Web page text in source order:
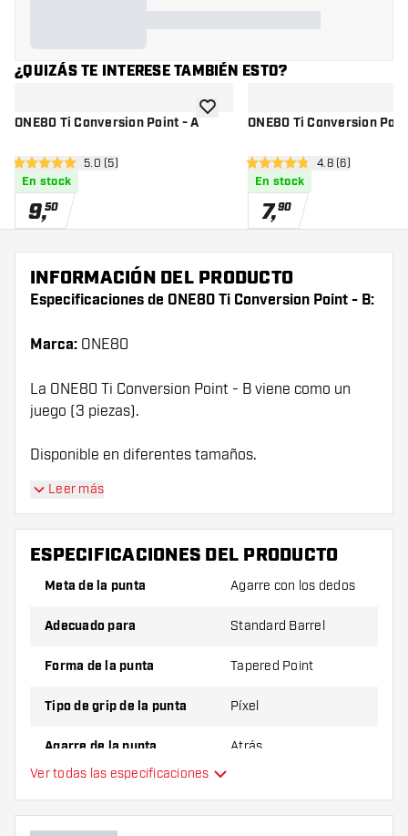
¿QUIZÁS TE INTERESE TAMBIÉN ESTO?
ONE80 Ti Conversion Point - A
abrir panel de reseñas
5 estrellas de puntuación
5.0 (5)
En stock
9,50
añadir a la lista de deseos
ONE80 Ti Conversion
abrir panel de
4.8 estrellas de puntuación
4.8 (6)
En stock
7,90
INFORMACIÓN DEL PRODUCTO
Especificaciones de ONE80 Ti Conversion Point - B:
Marca: ONE80
La ONE80 Ti Conversion Point - B viene como un
juego (3 piezas).
Disponible en diferentes tamaños.
Leer más
ESPECIFICACIONES DEL PRODUCTO
Meta de la punta Agarre con los dedos
Adecuado para Standard Barrel
Forma de la punta Tapered Point
Tipo de grip de la punta Píxel
Agarre de la punta Atrás
Longitud de la punta
Ver todas las especificaciones